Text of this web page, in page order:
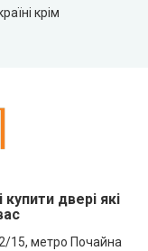
крім
двері які
15, метро Почайна